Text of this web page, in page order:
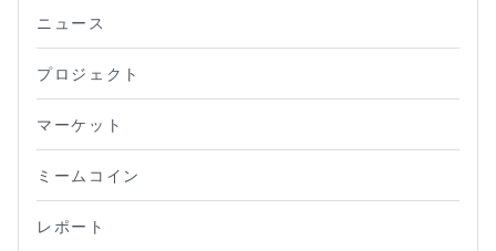
ニュース
プロジェクト
マーケット
ミームコイン
レポート